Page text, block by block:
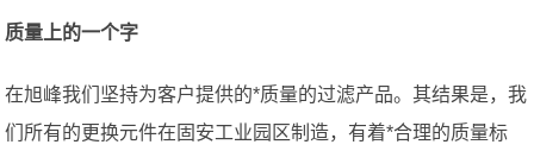
质量上的一个字
在旭峰我们坚持为客户提供的*质量的过滤产品。其结果是，我
们所有的更换元件在固安工业园区制造，有着*合理的质量标